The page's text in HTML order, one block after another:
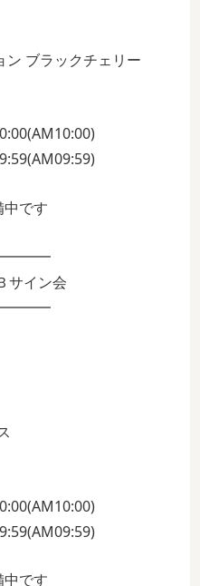
ン ブラックチェリー
です
サイン会
です